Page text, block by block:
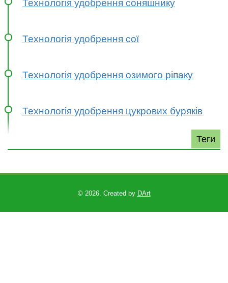
Технологія удобрення соняшнику
Технологія удобрення сої
Технологія удобрення озимого ріпаку
Технологія удобрення цукрових буряків
Теги
© 2026. Created by DArt